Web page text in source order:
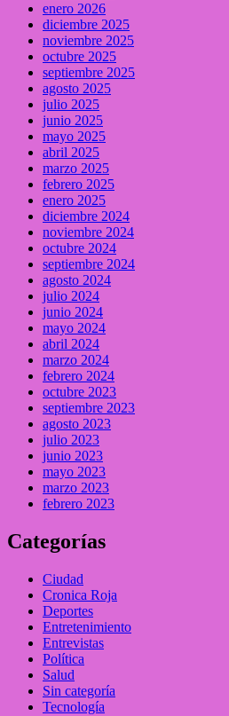
enero 2026
diciembre 2025
noviembre 2025
octubre 2025
septiembre 2025
agosto 2025
julio 2025
junio 2025
mayo 2025
abril 2025
marzo 2025
febrero 2025
enero 2025
diciembre 2024
noviembre 2024
octubre 2024
septiembre 2024
agosto 2024
julio 2024
junio 2024
mayo 2024
abril 2024
marzo 2024
febrero 2024
octubre 2023
septiembre 2023
agosto 2023
julio 2023
junio 2023
mayo 2023
marzo 2023
febrero 2023
Categorías
Ciudad
Cronica Roja
Deportes
Entretenimiento
Entrevistas
Política
Salud
Sin categoría
Tecnología